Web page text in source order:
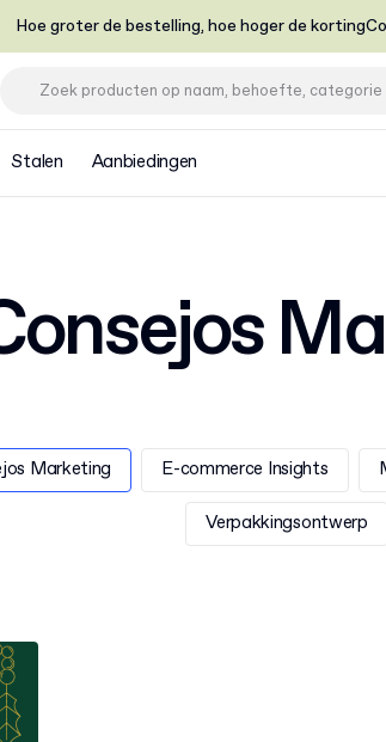
Hoe groter de bestelling, hoe hoger de korting
Stalen Aanbiedingen
Marketing E-commerce Insights
Verpakkingsontwerp